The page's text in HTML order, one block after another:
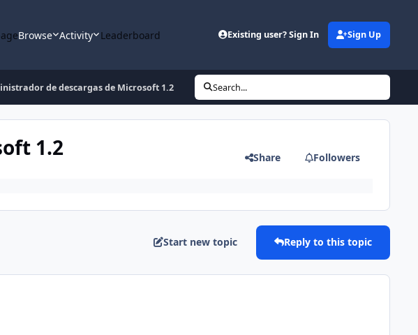
Browse Activity Leaderboard Existing user? Sign In Sign Up
de descargas de Microsoft 1.2 Search...
1.2 Share Followers
Start new topic Reply to this topic